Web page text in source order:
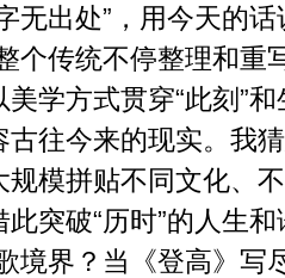
无出处”，用今天的
个传统不停整理和重
美学方式贯穿“此刻”
古往今来的现实。我
规模拼贴不同文化、
此突破“历时”的人生
境界？当《登高》写